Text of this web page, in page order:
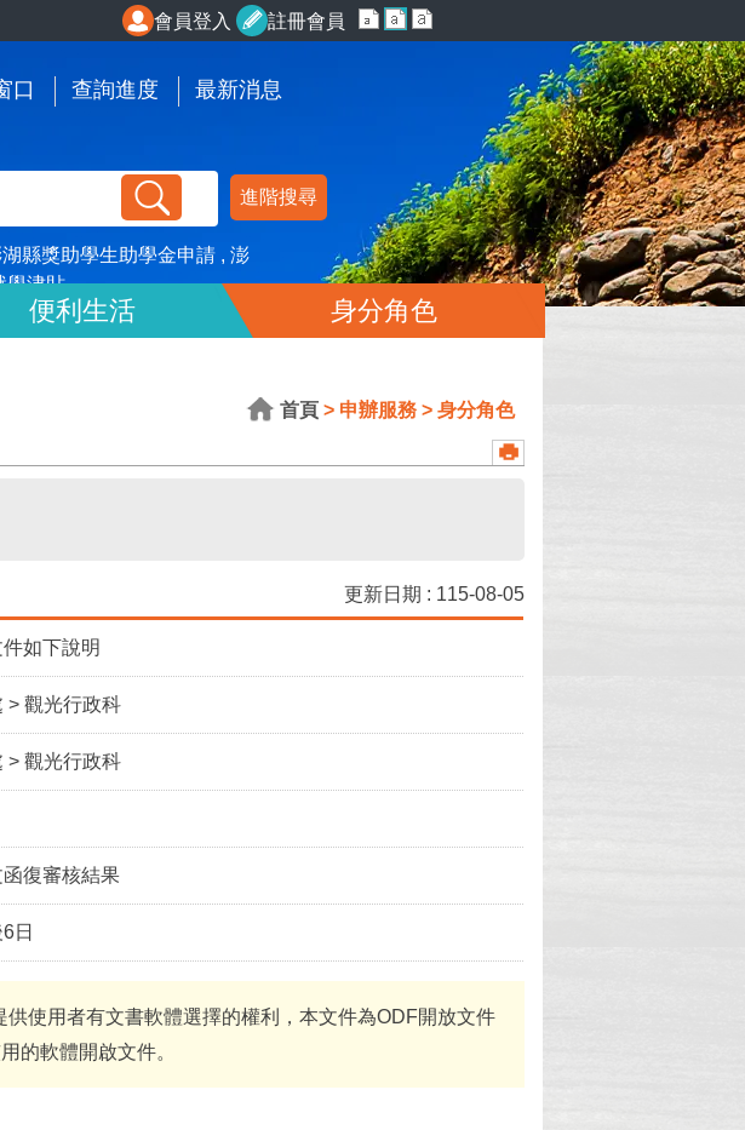
會員登入 註冊會員
口 查詢進度 最新消息
進階搜尋
縣獎助學生助學金申請
澎
學津貼
便利生活 身分角色
首頁 申辦服務 身分角色
更新日期 : 115-08-05
如下說明
> 觀光行政科
> 觀光行政科
函復審核結果
日
供使用者有文書軟體選擇的權利，本文件為ODF開放文件
的軟體開啟文件。